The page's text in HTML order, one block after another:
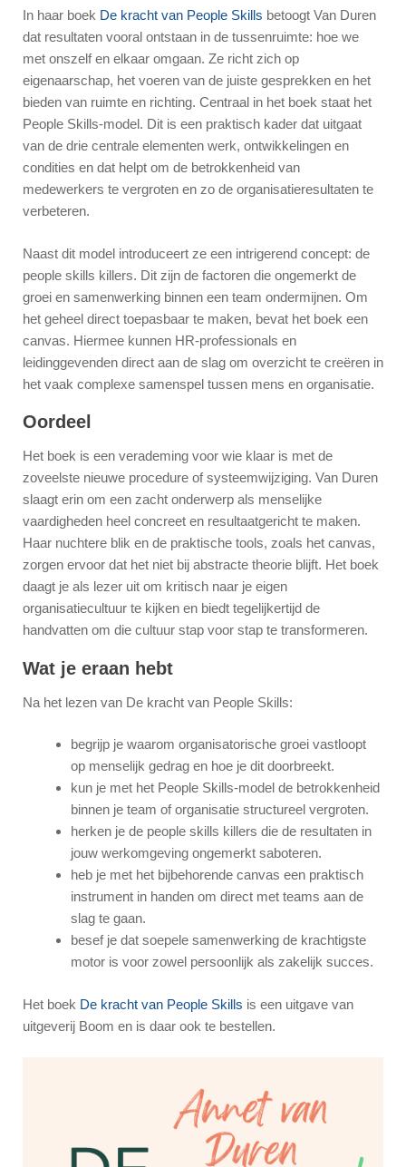
In haar boek De kracht van People Skills betoogt Van Duren
dat resultaten vooral ontstaan in de tussenruimte: hoe we
met onszelf en elkaar omgaan. Ze richt zich op
eigenaarschap, het voeren van de juiste gesprekken en het
bieden van ruimte en richting. Centraal in het boek staat het
People Skills-model. Dit is een praktisch kader dat uitgaat
van de drie centrale elementen werk, ontwikkelingen en
condities en dat helpt om de betrokkenheid van
medewerkers te vergroten en zo de organisatieresultaten te
verbeteren.
Naast dit model introduceert ze een intrigerend concept: de
people skills killers. Dit zijn de factoren die ongemerkt de
groei en samenwerking binnen een team ondermijnen. Om
het geheel direct toepasbaar te maken, bevat het boek een
canvas. Hiermee kunnen HR-professionals en
leidinggevenden direct aan de slag om overzicht te creëren in
het vaak complexe samenspel tussen mens en organisatie.
Oordeel
Het boek is een verademing voor wie klaar is met de
zoveelste nieuwe procedure of systeemwijziging. Van Duren
slaagt erin om een zacht onderwerp als menselijke
vaardigheden heel concreet en resultaatgericht te maken.
Haar nuchtere blik en de praktische tools, zoals het canvas,
zorgen ervoor dat het niet bij abstracte theorie blijft. Het boek
daagt je als lezer uit om kritisch naar je eigen
organisatiecultuur te kijken en biedt tegelijkertijd de
handvatten om die cultuur stap voor stap te transformeren.
Wat je eraan hebt
Na het lezen van De kracht van People Skills:
begrijp je waarom organisatorische groei vastloopt
op menselijk gedrag en hoe je dit doorbreekt.
kun je met het People Skills-model de betrokkenheid
binnen je team of organisatie structureel vergroten.
herken je de people skills killers die de resultaten in
jouw werkomgeving ongemerkt saboteren.
heb je met het bijbehorende canvas een praktisch
instrument in handen om direct met teams aan de
slag te gaan.
besef je dat soepele samenwerking de krachtigste
motor is voor zowel persoonlijk als zakelijk succes.
Het boek De kracht van People Skills is een uitgave van
uitgeverij Boom en is daar ook te bestellen.